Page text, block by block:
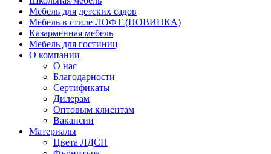
Мебель для детских садов
Мебель в стиле ЛОФТ (НОВИНКА)
Казарменная мебель
Мебель для гостиниц
О компании
О нас
Благодарности
Сертификаты
Дилерам
Оптовым клиентам
Вакансии
Материалы
Цвета ЛДСП